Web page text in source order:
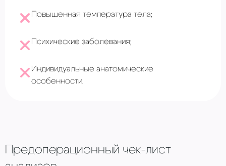
Повышенная температура тела;
Психические заболевания;
Индивидуальные анатомические
особенности.
Предоперационный чек-лист